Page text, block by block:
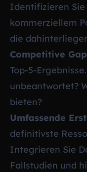
Identifizieren
kommerziellem
die
Competitive
Top-5-
unbeantwortet?
bieten?
Umfassende
definitivste
Integrieren Sie
Fallstudien und